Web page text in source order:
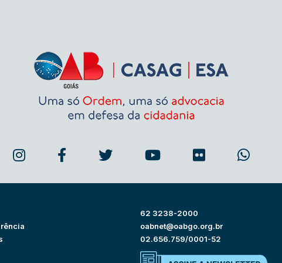
62 3238-2000
oabnet@oabgo.org.br
02.656.759/0001-52